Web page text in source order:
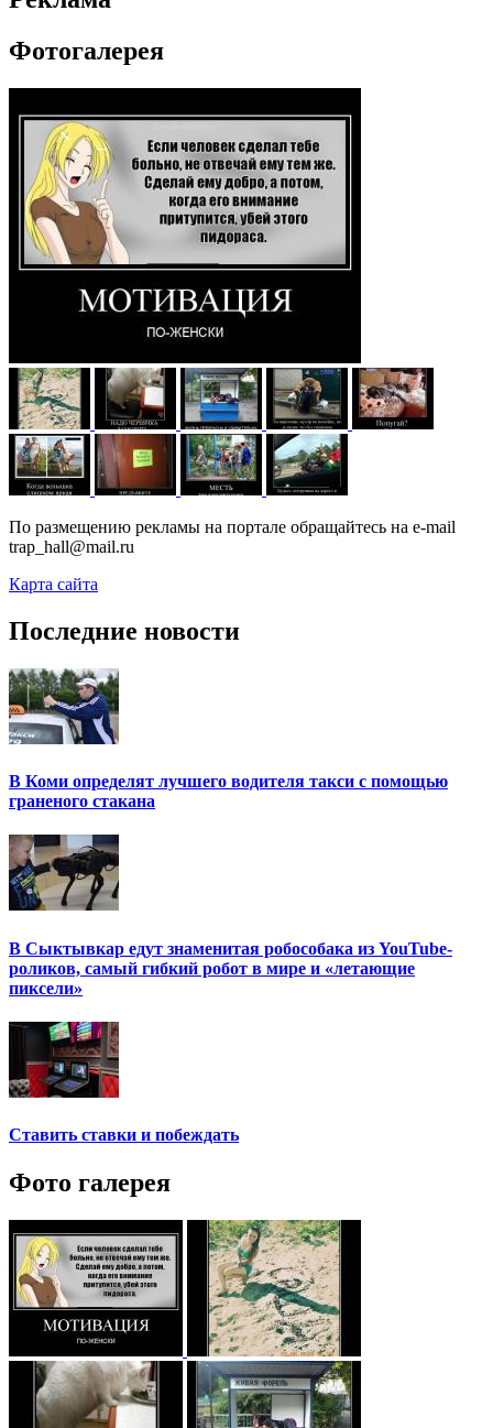
Фотогалерея
По размещению рекламы на портале обращайтесь на e-mail
trap_hall@mail.ru
Карта сайта
Последние новости
В Коми определят лучшего водителя такси с помощью
граненого стакана
В Сыктывкар едут знаменитая робособака из YouTube-
роликов, самый гибкий робот в мире и «летающие
пиксели»
Ставить ставки и побеждать
Фото галерея